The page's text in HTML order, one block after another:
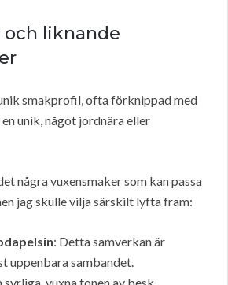
och liknande
smakprofil, ofta förknippad med
unik, något jordnära eller
några vuxensmaker som kan passa
jag skulle vilja särskilt lyfta fram:
: Detta samverkan är
uppenbara sambandet.